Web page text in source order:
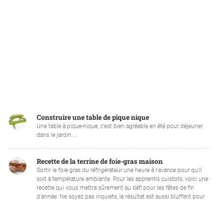
Construire une table de pique nique
Une table à pique-nique, c’est bien agréable en été pour déjeuner
dans le jardin....
Recette de la terrine de foie-gras maison
Sortir le foie gras du réfrigérateur une heure à l'avance pour qu'il
soit à température ambiante. Pour les apprentis cuistots, voici une
recette qui vous mettra sûrement au défi pour les fêtes de fin
d’année. Ne soyez pas inquiets, le résultat est aussi bluffant pour